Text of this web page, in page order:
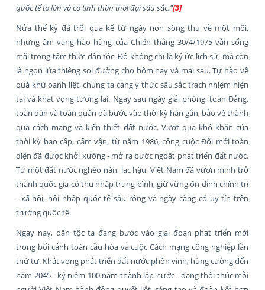
quốc tế to lớn và có tinh thần thời đại sâu sắc.”[3]
Nửa thế kỷ đã trôi qua kể từ ngày non sông thu về một mối,
nhưng âm vang hào hùng của Chiến thắng 30/4/1975 vẫn sống
mãi trong tâm thức dân tộc. Đó không chỉ là ký ức lịch sử, mà còn
là ngọn lửa thiêng soi đường cho hôm nay và mai sau. Tự hào về
quá khứ oanh liệt, chúng ta càng ý thức sâu sắc trách nhiệm hiện
tại và khát vọng tương lai. Ngay sau ngày giải phóng, toàn Đảng,
toàn dân và toàn quân đã bước vào thời kỳ hàn gắn, bảo vệ thành
quả cách mạng và kiến thiết đất nước. Vượt qua khó khăn của
thời kỳ bao cấp, cấm vận, từ năm 1986, công cuộc Đổi mới toàn
diện đã được khởi xướng - mở ra bước ngoặt phát triển đất nước.
Từ một đất nước nghèo nàn, lạc hậu, Việt Nam đã vươn mình trở
thành quốc gia có thu nhập trung bình, giữ vững ổn định chính trị
- xã hội, hội nhập quốc tế sâu rộng và ngày càng có uy tín trên
trường quốc tế.
Ngày nay, dân tộc ta đang bước vào giai đoạn phát triển mới
trong bối cảnh toàn cầu hóa và cuộc Cách mạng công nghiệp lần
thứ tư. Khát vọng phát triển đất nước phồn vinh, hùng cường đến
năm 2045 - kỷ niệm 100 năm thành lập nước - đang thôi thúc mỗi